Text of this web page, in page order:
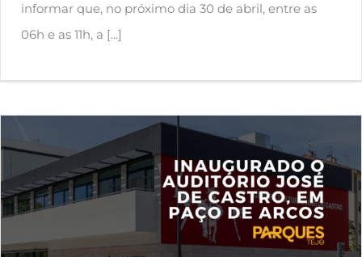
informar que, no próximo dia 30 de abril, entre as
06h e as 11h, a [...]